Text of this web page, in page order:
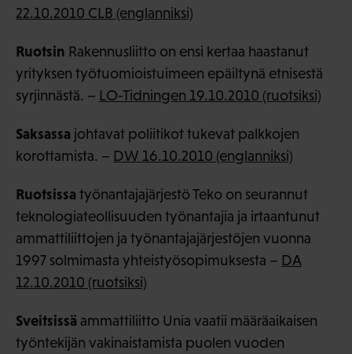
22.10.2010 CLB (englanniksi)
Ruotsin Rakennusliitto on ensi kertaa haastanut
yrityksen työtuomioistuimeen epäiltynä etnisestä
syrjinnästä. – LO-Tidningen 19.10.2010 (ruotsiksi)
Saksassa johtavat poliitikot tukevat palkkojen
korottamista. – DW 16.10.2010 (englanniksi)
Ruotsissa työnantajajärjestö Teko on seurannut
teknologiateollisuuden työnantajia ja irtaantunut
ammattiliittojen ja työnantajajärjestöjen vuonna
1997 solmimasta yhteistyösopimuksesta – DA
12.10.2010 (ruotsiksi)
Sveitsissä ammattiliitto Unia vaatii määräaikaisen
työntekijän vakinaistamista puolen vuoden